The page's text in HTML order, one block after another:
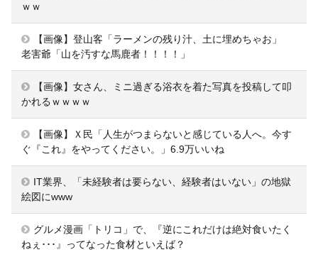
ｗｗ
【画像】登山客「ラーメンの残り汁、土に埋めちゃお」
老害爺「山を汚すな馬鹿者！！！！」
【画像】女さん、ミニ過ぎる浴衣を着た写真を投稿して叩
かれるｗｗｗｗ
【画像】Ｘ民「人生がつまらないと感じている人へ。今す
ぐ『これ』をやってください。」6.9万いいね
IT業界、「未経験者は要らない、経験者はいない」の地獄
絵図にwww
グルメ漫画「トリコ」で、『逆にこれだけは絶対食いたく
ねぇ･･･』ってなった食材といえば？